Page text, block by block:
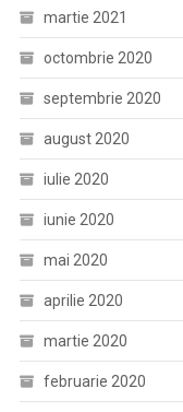
martie 2021
octombrie 2020
septembrie 2020
august 2020
iulie 2020
iunie 2020
mai 2020
aprilie 2020
martie 2020
februarie 2020